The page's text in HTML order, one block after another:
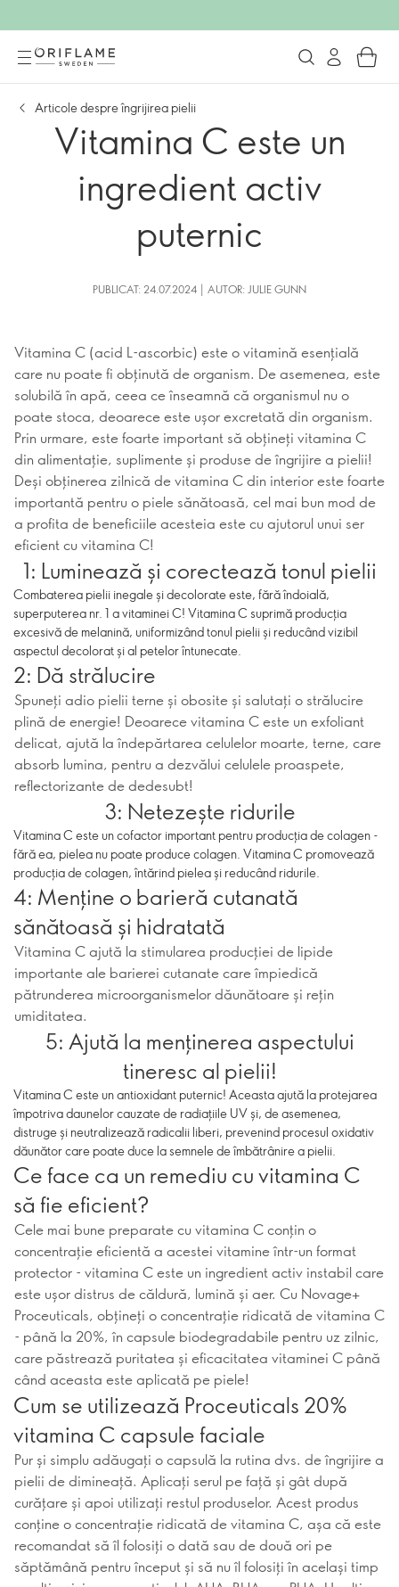
Articole despre îngrijirea pielii
Vitamina C este un
ingredient activ
puternic
PUBLICAT: 24.07.2024 | AUTOR: JULIE GUNN
Vitamina C (acid L-ascorbic) este o vitamină esențială
care nu poate fi obținută de organism. De asemenea, este
solubilă în apă, ceea ce înseamnă că organismul nu o
poate stoca, deoarece este ușor excretată din organism.
Prin urmare, este foarte important să obțineți vitamina C
din alimentație, suplimente și produse de îngrijire a pielii!
Deși obținerea zilnică de vitamina C din interior este foarte
importantă pentru o piele sănătoasă, cel mai bun mod de
a profita de beneficiile acesteia este cu ajutorul unui ser
eficient cu vitamina C!
1: Luminează și corectează tonul pielii
Combaterea pielii inegale și decolorate este, fără îndoială,
superputerea nr. 1 a vitaminei C! Vitamina C suprimă producția
excesivă de melanină, uniformizând tonul pielii și reducând vizibil
aspectul decolorat și al petelor întunecate.
2: Dă strălucire
Spuneți adio pielii terne și obosite și salutați o strălucire
plină de energie! Deoarece vitamina C este un exfoliant
delicat, ajută la îndepărtarea celulelor moarte, terne, care
absorb lumina, pentru a dezvălui celulele proaspete,
reflectorizante de dedesubt!
3: Netezește ridurile
Vitamina C este un cofactor important pentru producția de colagen -
fără ea, pielea nu poate produce colagen. Vitamina C promovează
producția de colagen, întărind pielea și reducând ridurile.
4: Menține o barieră cutanată
sănătoasă și hidratată
Vitamina C ajută la stimularea producției de lipide
importante ale barierei cutanate care împiedică
pătrunderea microorganismelor dăunătoare și rețin
umiditatea.
5: Ajută la menținerea aspectului
tineresc al pielii!
Vitamina C este un antioxidant puternic! Aceasta ajută la protejarea
împotriva daunelor cauzate de radiațiile UV și, de asemenea,
distruge și neutralizează radicalii liberi, prevenind procesul oxidativ
dăunător care poate duce la semnele de îmbătrânire a pielii.
Ce face ca un remediu cu vitamina C
să fie eficient?
Cele mai bune preparate cu vitamina C conțin o
concentrație eficientă a acestei vitamine într-un format
protector - vitamina C este un ingredient activ instabil care
este ușor distrus de căldură, lumină și aer. Cu Novage+
Proceuticals, obțineți o concentrație ridicată de vitamina C
- până la 20%, în capsule biodegradabile pentru uz zilnic,
care păstrează puritatea și eficacitatea vitaminei C până
când aceasta este aplicată pe piele!
Cum se utilizează Proceuticals 20%
vitamina C capsule faciale
Pur și simplu adăugați o capsulă la rutina dvs. de îngrijire a
pielii de dimineață. Aplicați serul pe față și gât după
curățare și apoi utilizați restul produselor. Acest produs
conține o concentrație ridicată de vitamina C, așa că este
recomandat să îl folosiți o dată sau de două ori pe
săptămână pentru început și să nu îl folosiți în același timp